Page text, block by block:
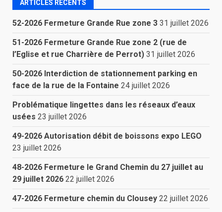
ARTICLES RÉCENTS
52-2026 Fermeture Grande Rue zone 3 31 juillet 2026
51-2026 Fermeture Grande Rue zone 2 (rue de
l’Eglise et rue Charrière de Perrot) 31 juillet 2026
50-2026 Interdiction de stationnement parking en
face de la rue de la Fontaine 24 juillet 2026
Problématique lingettes dans les réseaux d’eaux
usées 23 juillet 2026
49-2026 Autorisation débit de boissons expo LEGO
23 juillet 2026
48-2026 Fermeture le Grand Chemin du 27 juillet au
29 juillet 2026 22 juillet 2026
47-2026 Fermeture chemin du Clousey 22 juillet 2026